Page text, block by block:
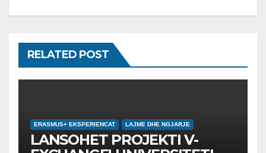
RELATED POST
ERASMUS+ EKSPERIENCAT LAJME DHE NGJARJE
LANSOHET PROJEKTI V-